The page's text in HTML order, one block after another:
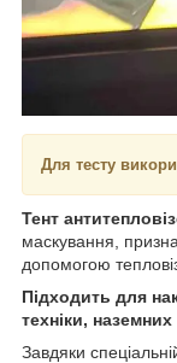
Для тесту
Тент
маскування,
допомогою
Підходить для
техніки,
Завдяки